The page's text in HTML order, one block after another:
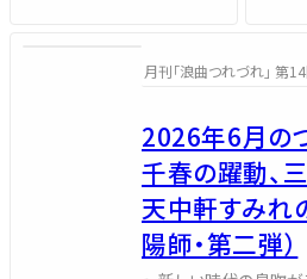
月刊「浪曲つれづれ」 第
2026年6月の
千春の躍動、
天中軒すみれ
陽師・第二弾）